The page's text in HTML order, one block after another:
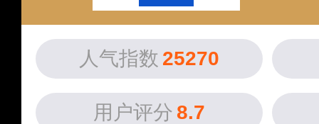
人气指数 25270
用户评分 8.7